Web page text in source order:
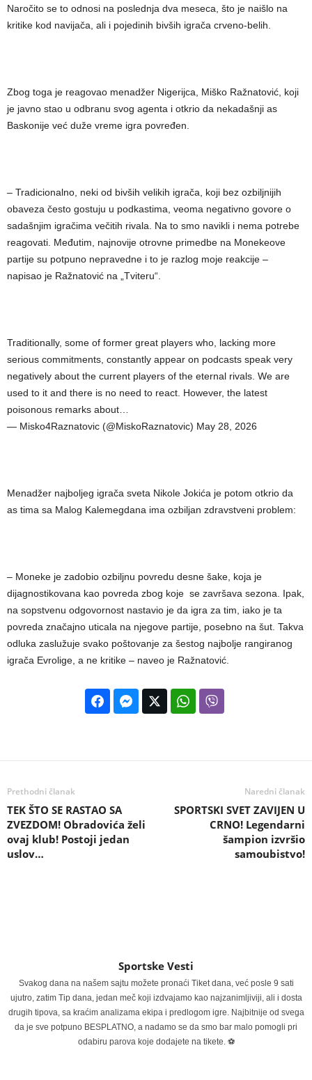
Naročito se to odnosi na poslednja dva meseca, što je naišlo na
kritike kod navijača, ali i pojedinih bivših igrača crveno-belih.
Zbog toga je reagovao menadžer Nigerijca, Miško Ražnatović, koji
je javno stao u odbranu svog agenta i otkrio da nekadašnji as
Baskonije već duže vreme igra povređen.
– Tradicionalno, neki od bivših velikih igrača, koji bez ozbiljnijih
obaveza često gostuju u podkastima, veoma negativno govore o
sadašnjim igračima večitih rivala. Na to smo navikli i nema potrebe
reagovati. Međutim, najnovije otrovne primedbe na Monekeove
partije su potpuno nepravedne i to je razlog moje reakcije –
napisao je Ražnatović na „Tviteru“.
Traditionally, some of former great players who, lacking more
serious commitments, constantly appear on podcasts speak very
negatively about the current players of the eternal rivals. We are
used to it and there is no need to react. However, the latest
poisonous remarks about…
— Misko4Raznatovic (@MiskoRaznatovic) May 28, 2026
Menadžer najboljeg igrača sveta Nikole Jokića je potom otkrio da
as tima sa Malog Kalemegdana ima ozbiljan zdravstveni problem:
– Moneke je zadobio ozbiljnu povredu desne šake, koja je
dijagnostikovana kao povreda zbog koje se završava sezona. Ipak,
na sopstvenu odgovornost nastavio je da igra za tim, iako je ta
povreda značajno uticala na njegove partije, posebno na šut. Takva
odluka zaslužuje svako poštovanje za šestog najbolje rangiranog
igrača Evrolige, a ne kritike – naveo je Ražnatović.
Prethodni članak
TEK ŠTO SE RASTAO SA
ZVEZDOM! Obradovića želi
ovaj klub! Postoji jedan
uslov…
Naredni članak
SPORTSKI SVET ZAVIJEN U
CRNO! Legendarni
šampion izvršio
samoubistvo!
Sportske Vesti
Svakog dana na našem sajtu možete pronaći Tiket dana, već posle 9 sati
ujutro, zatim Tip dana, jedan meč koji izdvajamo kao najzanimljiviji, ali i dosta
drugih tipova, sa kraćim analizama ekipa i predlogom igre. Najbitnije od svega
da je sve potpuno BESPLATNO, a nadamo se da smo bar malo pomogli pri
odabiru parova koje dodajete na tikete. ⚽